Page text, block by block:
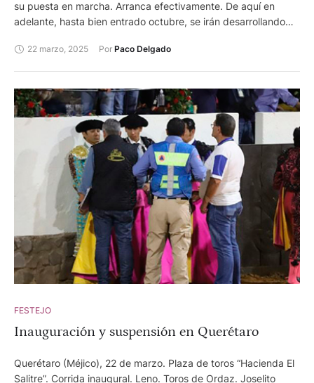
su puesta en marcha. Arranca efectivamente. De aquí en
adelante, hasta bien entrado octubre, se irán desarrollando
forma a esta campaña de 2025. Pero todo comienza en
22 marzo, 2025 Por Paco Delgado
FESTEJO
Inauguración y suspensión en Querétaro
Querétaro (Méjico), 22 de marzo. Plaza de toros “Hacienda El
Salitre”. Corrida inaugural. Leno. Toros de Ordaz. Joselito